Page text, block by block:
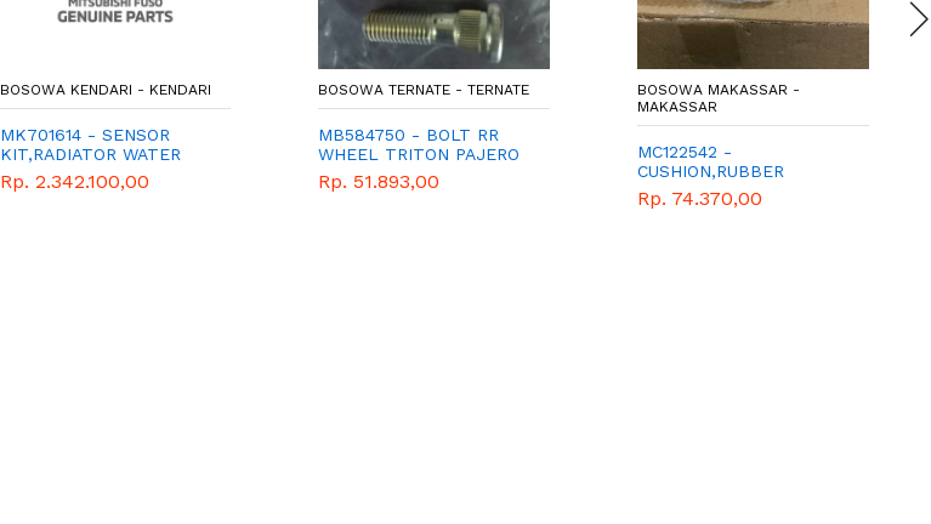
BOSOWA KENDARI - KENDARI
MK701614 - SENSOR
KIT,RADIATOR WATER
LEVEL - MITSUBISHI -
GENUINE
Rp. 2.342.100,00
BOSOWA TERNATE - TERNATE
MB584750 - BOLT RR
WHEEL TRITON PAJERO
L300
Rp. 51.893,00
BOSOWA MAKASSAR -
MAKASSAR
MC122542 -
CUSHION,RUBBER
Rp. 74.370,00